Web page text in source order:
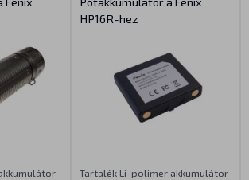
HP16R-hez
Tartalék Li-polimer akkumulátor